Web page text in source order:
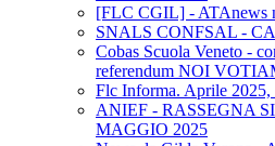
[FLC CGIL] - ATAnews
SNALS CONFSAL -
Cobas Scuola Veneto -
referendum NOI
Flc Informa. Aprile 2025,
ANIEF - RASSEGNA
MAGGIO 2025